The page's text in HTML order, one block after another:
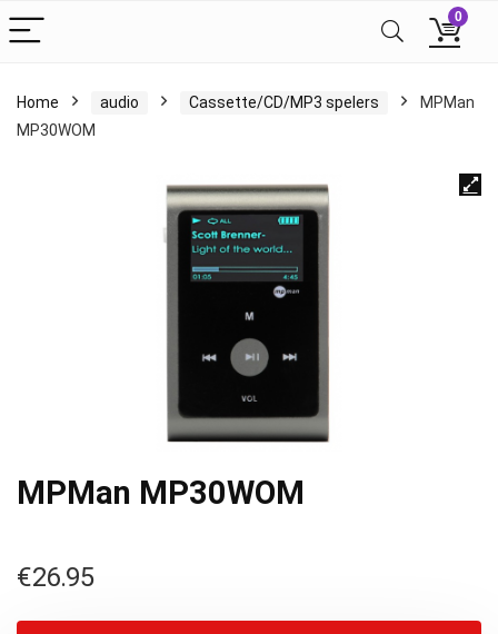
0
Home audio Cassette/CD/MP3 spelers
MPMan
MP30WOM
MPMan MP30WOM
€26.95